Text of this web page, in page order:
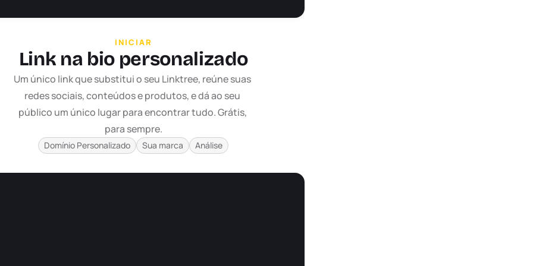
INICIAR
Link na bio personalizado
Um único link que substitui o seu Linktree, reúne suas
redes sociais, conteúdos e produtos, e dá ao seu
público um único lugar para encontrar tudo. Grátis,
para sempre.
Domínio Personalizado Sua marca Análise